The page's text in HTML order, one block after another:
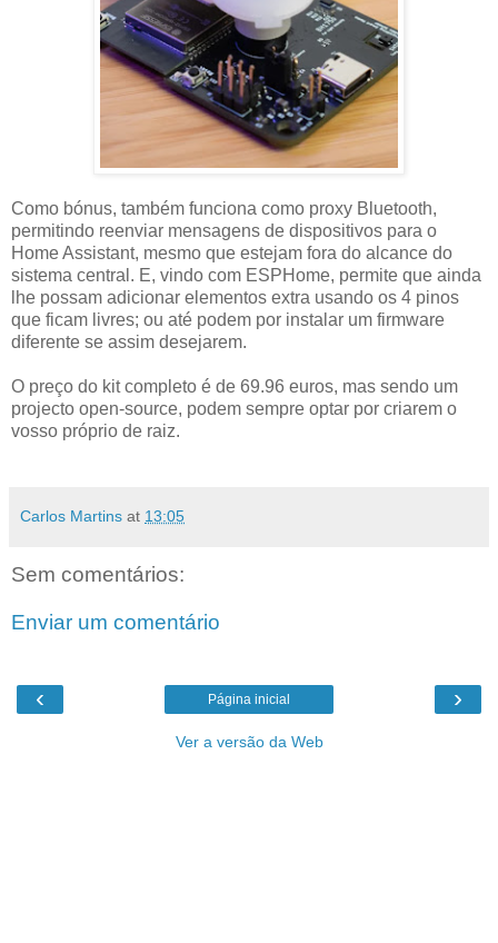
Como bónus, também funciona como proxy Bluetooth,
permitindo reenviar mensagens de dispositivos para o
Home Assistant, mesmo que estejam fora do alcance do
sistema central. E, vindo com ESPHome, permite que ainda
lhe possam adicionar elementos extra usando os 4 pinos
que ficam livres; ou até podem por instalar um firmware
diferente se assim desejarem.
O preço do kit completo é de 69.96 euros, mas sendo um
projecto open-source, podem sempre optar por criarem o
vosso próprio de raiz.
Carlos Martins at 13:05
Sem comentários:
Enviar um comentário
‹ ›
Página inicial
Ver a versão da Web